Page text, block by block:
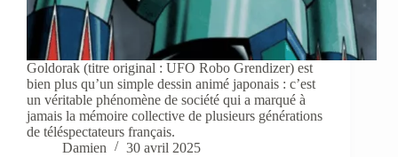
Goldorak (titre original : UFO Robo Grendizer) est
bien plus qu’un simple dessin animé japonais : c’est
un véritable phénomène de société qui a marqué à
jamais la mémoire collective de plusieurs générations
de téléspectateurs français.
Damien
30 avril 2025